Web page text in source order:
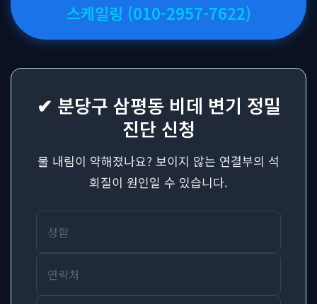
스케일링 (010-2957-7622)
✔ 분당구 삼평동 비데 변기 정밀
진단 신청
물 내림이 약해졌나요? 보이지 않는 연결부의 석
회질이 원인일 수 있습니다.